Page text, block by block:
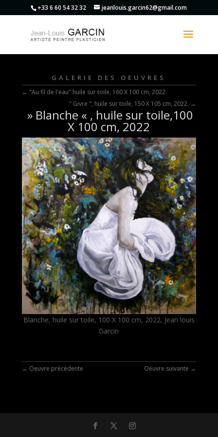
+33 6 60 54 32 32 jeanlouis.garcin62@gmail.com
GALERIE DES OEUVRES
← "Au fil de l'eau" huile sur toile, 160 X 100 cm, 2022.
" Givre ", huile sur toile, 150 X 105 cm, 2022. →
» Blanche « , huile sur toile,100
X 100 cm, 2022
Blanche, huile sur toile, 100 X 100 cm, 2022, Jean louis
Garcin
← Oeuvre précédente Oeuvre suivante →